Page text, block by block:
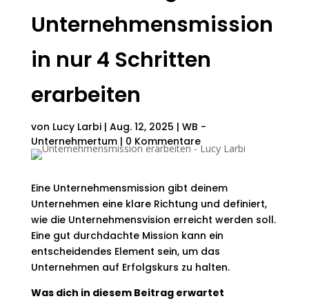
Unternehmensmission
in nur 4 Schritten
erarbeiten
von Lucy Larbi| Aug. 12, 2025 | WB -
Unternehmertum| 0 Kommentare
Eine Unternehmensmission gibt deinem
Unternehmen eine klare Richtung und definiert,
wie die Unternehmensvision erreicht werden soll.
Eine gut durchdachte Mission kann ein
entscheidendes Element sein, um das
Unternehmen auf Erfolgskurs zu halten.
Was dich in diesem Beitrag erwartet